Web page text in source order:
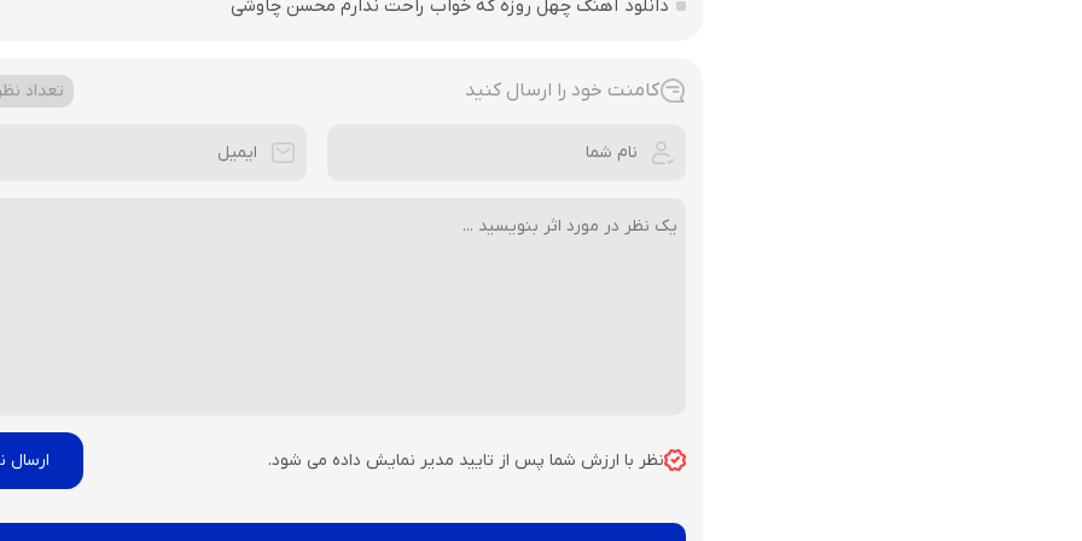
دانلود آهنگ چهل روزه که خواب راحت ندارم محسن چاوشی
کامنت خود را ارسال کنید تعداد
نظر با ارزش شما پس از تایید مدیر نمایش داده می شود.